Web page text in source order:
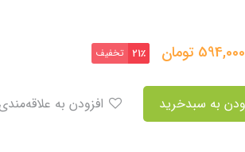
594,000 تومان 21٪ تخفیف